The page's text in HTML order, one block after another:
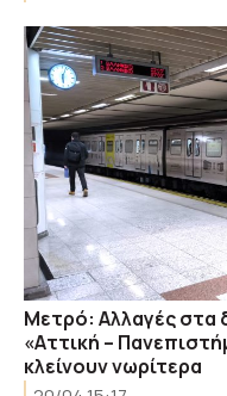
Μετρό: Αλλαγές στα
«Αττική –
κλείνουν νωρίτερα